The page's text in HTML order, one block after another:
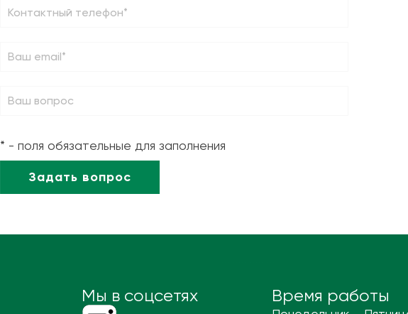
* - поля обязательные для заполнения
Мы в соцсетях Время работы